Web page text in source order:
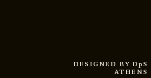
DESIGNED BY DpS
ATHENS